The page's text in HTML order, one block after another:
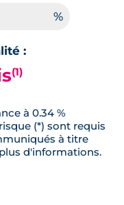
:
(1)
à 0.34 %
(*) sont requis
à titre
d'informations.